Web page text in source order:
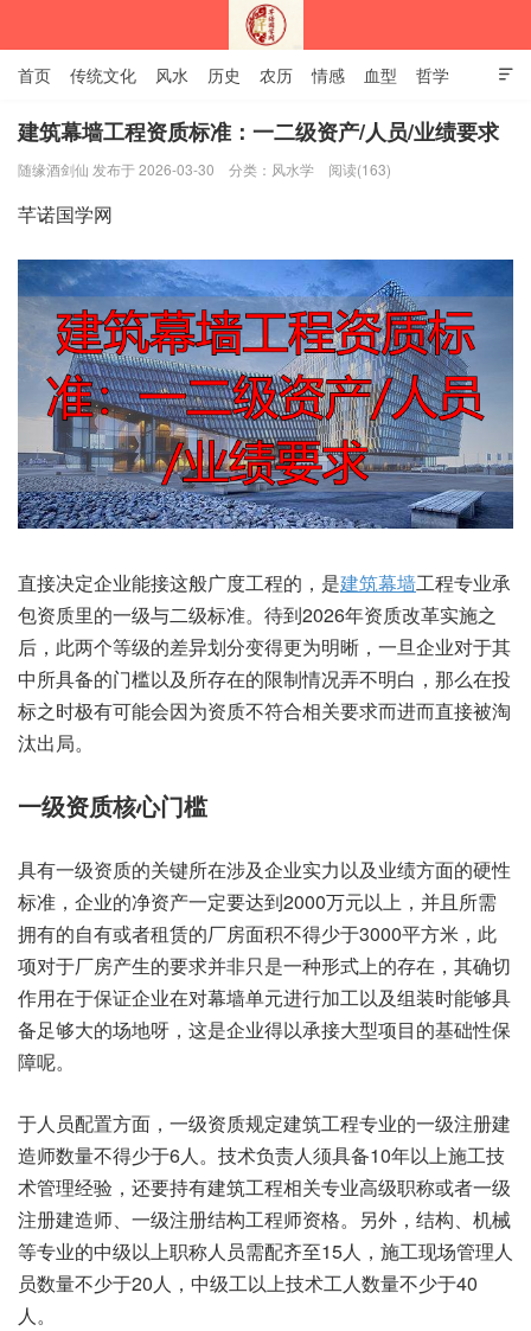

首页 传统文化 风水 历史 农历 情感 血型 哲学
姻缘 12生肖 安易之风水学
建筑幕墙工程资质标准：一二级资产/人员/业绩要求
随缘酒剑仙 发布于 2026-03-30 分类： 风水学 阅读(163)
芊诺国学网
直接决定企业能接这般广度工程的，是建筑幕墙工程专业承
包资质里的一级与二级标准。待到2026年资质改革实施之
后，此两个等级的差异划分变得更为明晰，一旦企业对于其
中所具备的门槛以及所存在的限制情况弄不明白，那么在投
标之时极有可能会因为资质不符合相关要求而进而直接被淘
汰出局。
一级资质核心门槛
具有一级资质的关键所在涉及企业实力以及业绩方面的硬性
标准，企业的净资产一定要达到2000万元以上，并且所需
拥有的自有或者租赁的厂房面积不得少于3000平方米，此
项对于厂房产生的要求并非只是一种形式上的存在，其确切
作用在于保证企业在对幕墙单元进行加工以及组装时能够具
备足够大的场地呀，这是企业得以承接大型项目的基础性保
障呢。
于人员配置方面，一级资质规定建筑工程专业的一级注册建
造师数量不得少于6人。技术负责人须具备10年以上施工技
术管理经验，还要持有建筑工程相关专业高级职称或者一级
注册建造师、一级注册结构工程师资格。另外，结构、机械
等专业的中级以上职称人员需配齐至15人，施工现场管理人
员数量不少于20人，中级工以上技术工人数量不少于40
人。